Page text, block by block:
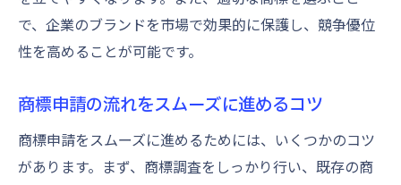
商標登録の全体プロセスを理解する
商標登録を成功に導くステップバイステッ
商標登録での成功確率を高める方法
商標登録における重要な判断基準
商標登録後の展開を見据えた準備
で、企業のブランドを市場で効果的に保護し、競争優位
性を高めることが可能です。
商標申請の流れをスムーズに進めるコツ
商標申請をスムーズに進めるためには、いくつかのコツ
があります。まず、商標調査をしっかり行い、既存の商